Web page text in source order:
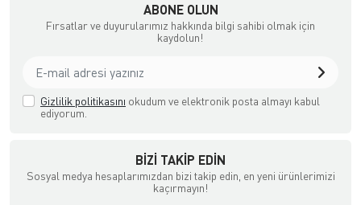
ABONE OLUN
Fırsatlar ve duyurularımız hakkında bilgi sahibi olmak için
kaydolun!
Gizlilik politikasını okudum ve elektronik posta almayı kabul
ediyorum.
BIZI TAKIP EDIN
Sosyal medya hesaplarımızdan bizi takip edin, en yeni ürünlerimizi
kaçırmayın!